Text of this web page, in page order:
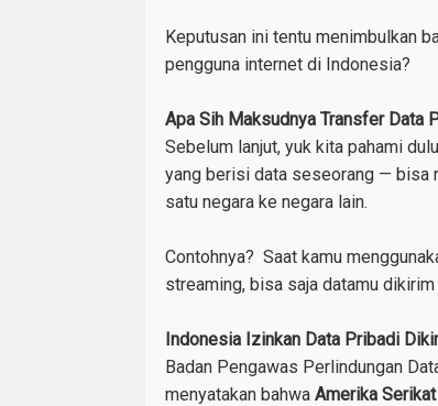
Keputusan ini tentu menimbulkan
pengguna internet di Indonesia?
Apa Sih Maksudnya Transfer Data
Sebelum lanjut, yuk kita pahami
yang berisi data seseorang — bisa
satu negara ke negara lain.
Contohnya? Saat kamu
streaming, bisa saja datamu
Indonesia Izinkan Data Pribadi
Badan Pengawas Perlindungan
menyatakan bahwa Amerika